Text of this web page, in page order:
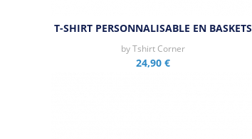
T-SHIRT PERSONNALISABLE EN BASKETS
byTshirt Corner
24,90 €